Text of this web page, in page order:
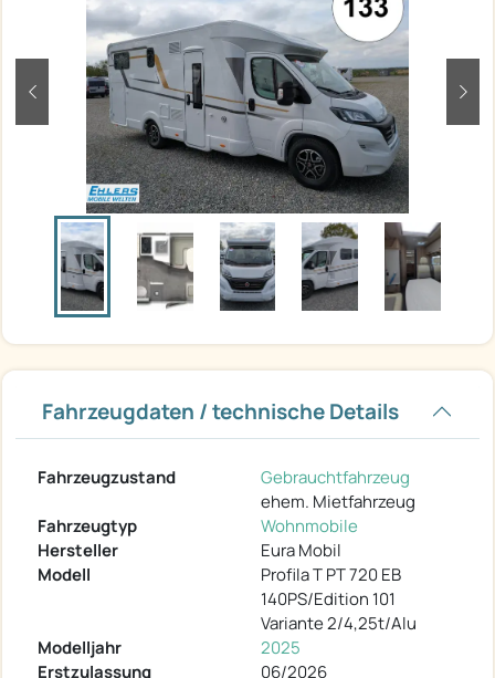
zurück
Fahrzeugdaten / technische Details
Fahrzeugzustand
Gebrauchtfahrzeug
ehem. Mietfahrzeug
Fahrzeugtyp
Wohnmobile
Hersteller
Eura Mobil
Modell
Profila T PT 720 EB
140PS/Edition 101
Variante 2/4,25t/Alu
Modelljahr
2025
Erstzulassung
06/2026